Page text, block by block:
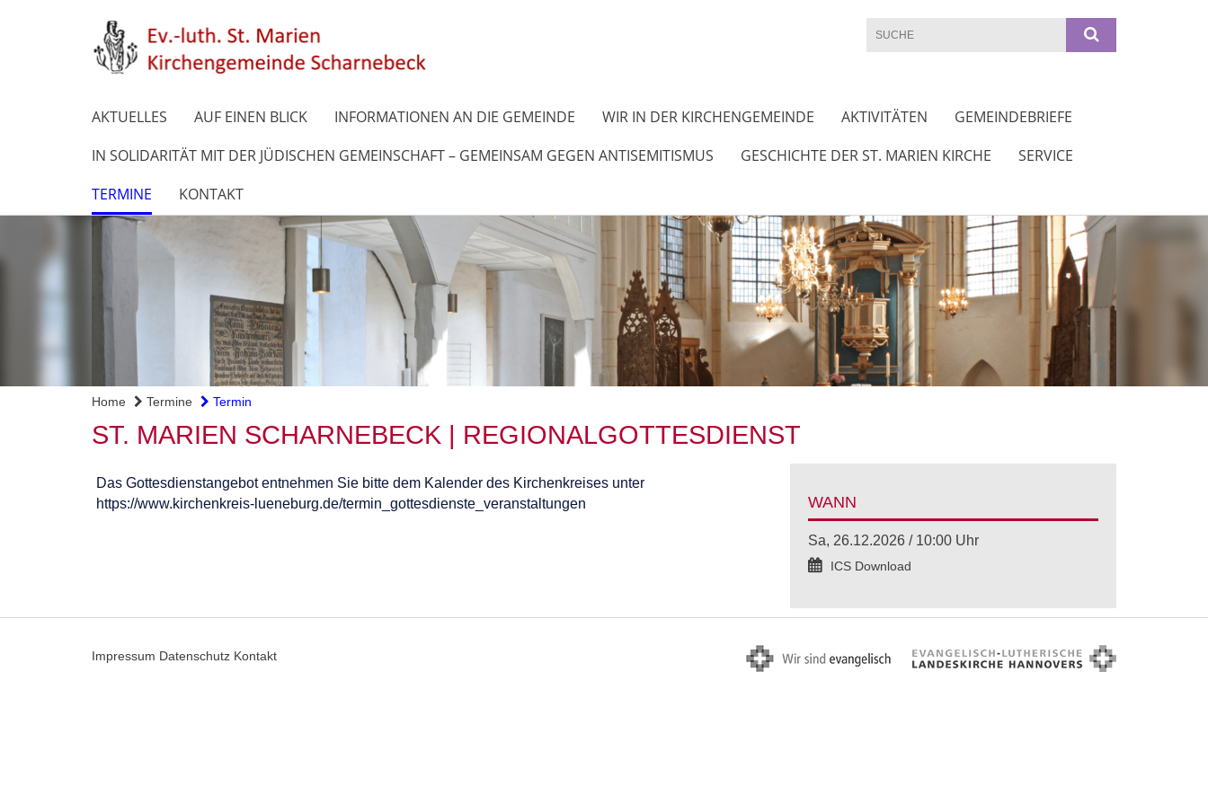
AKTUELLES AUF EINEN BLICK INFORMATIONEN AN DIE GEMEINDE WIR IN DER KIRCHENGEMEINDE AKTIVITÄTEN
GEMEINDEBRIEFE
IN SOLIDARITÄT MIT DER JÜDISCHEN GEMEINSCHAFT – GEMEINSAM GEGEN ANTISEMITISMUS
GESCHICHTE DER ST. MARIEN KIRCHE
SERVICE
TERMINE
KONTAKT
Home Termine Termin
ST. MARIEN SCHARNEBECK | REGIONALGOTTESDIENST
Das Gottesdienstangebot entnehmen Sie bitte dem Kalender des Kirchenkreises unter
https://www.kirchenkreis-lueneburg.de/termin_gottesdienste_veranstaltungen
WANN
Sa, 26.12.2026 / 10:00 Uhr
ICS Download
Impressum Datenschutz Kontakt